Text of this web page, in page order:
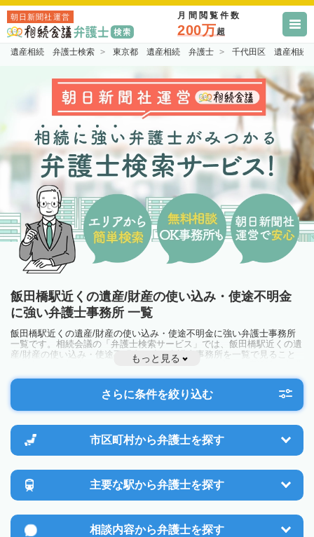
朝日新聞社運営 月間閲覧件数
200万超
遺産相続 弁護士検索 東京都 遺産相続 弁護士 千代田区 遺産相続
飯田橋駅近くの遺産/財産の使い込み・使途不明金
に強い弁護士事務所 一覧
飯田橋駅近くの遺産/財産の使い込み・使途不明金に強い弁護士事務所
一覧です。相続会議の「弁護士検索サービス」では、飯田橋駅近くの遺
産/財産の使い込み・使途不明金に強い弁護士事務所を一覧で見ること
が出来ます。相続のトラブルやお悩みを抱えている方は一度近隣の弁護
士に相談してみましょう。
もっと見る
さらに条件を絞り込む
市区町村から弁護士を探す
主要な駅から弁護士を探す
相談内容から弁護士を探す